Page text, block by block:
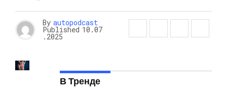
By autopodcast
Published 10.07
.2025
В Тренде